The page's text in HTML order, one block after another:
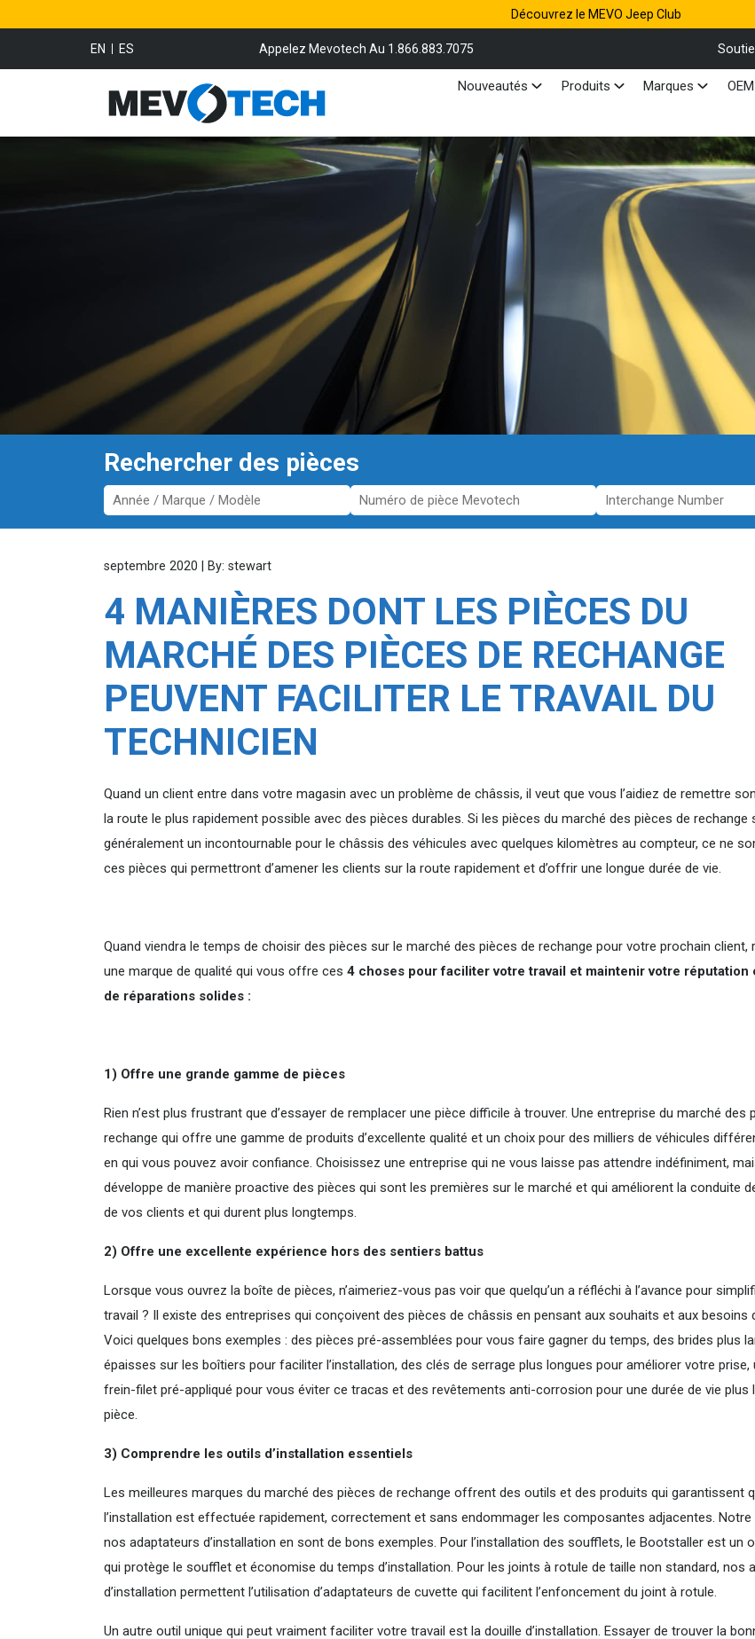
Découvrez le MEVO Jeep Club
EN ES Appelez Mevotech Au 1.866.883.7075
Nouveautés Produits Marques OEM
Rechercher des pièces
septembre 2020 | By: stewart
4 MANIÈRES DONT LES PIÈCES DU
MARCHÉ DES PIÈCES DE RECHANGE
PEUVENT FACILITER LE TRAVAIL DU
TECHNICIEN
Quand un client entre dans votre magasin avec un problème de châssis, il veut que vous l’aidiez de remettre
la route le plus rapidement possible avec des pièces durables. Si les pièces du marché des pièces de rechange
généralement un incontournable pour le châssis des véhicules avec quelques kilomètres au compteur, ce ne
ces pièces qui permettront d’amener les clients sur la route rapidement et d’offrir une longue durée de vie.
Quand viendra le temps de choisir des pièces sur le marché des pièces de rechange pour votre prochain client,
une marque de qualité qui vous offre ces 4 choses pour faciliter votre travail et maintenir votre réputation
de réparations solides :
1) Offre une grande gamme de pièces
Rien n’est plus frustrant que d’essayer de remplacer une pièce difficile à trouver. Une entreprise du marché des
rechange qui offre une gamme de produits d’excellente qualité et un choix pour des milliers de véhicules
en qui vous pouvez avoir confiance. Choisissez une entreprise qui ne vous laisse pas attendre indéfiniment,
développe de manière proactive des pièces qui sont les premières sur le marché et qui améliorent la conduite
de vos clients et qui durent plus longtemps.
2) Offre une excellente expérience hors des sentiers battus
Lorsque vous ouvrez la boîte de pièces, n’aimeriez-vous pas voir que quelqu’un a réfléchi à l’avance pour
travail ? Il existe des entreprises qui conçoivent des pièces de châssis en pensant aux souhaits et aux besoins
Voici quelques bons exemples : des pièces pré-assemblées pour vous faire gagner du temps, des brides plus
épaisses sur les boîtiers pour faciliter l’installation, des clés de serrage plus longues pour améliorer votre prise,
frein-filet pré-appliqué pour vous éviter ce tracas et des revêtements anti-corrosion pour une durée de vie plus
pièce.
3) Comprendre les outils d’installation essentiels
Les meilleures marques du marché des pièces de rechange offrent des outils et des produits qui garantissent
l’installation est effectuée rapidement, correctement et sans endommager les composantes adjacentes.
nos adaptateurs d’installation en sont de bons exemples. Pour l’installation des soufflets, le Bootstaller est un
qui protège le soufflet et économise du temps d’installation. Pour les joints à rotule de taille non standard, nos
d’installation permettent l’utilisation d’adaptateurs de cuvette qui facilitent l’enfoncement du joint à rotule.
Un autre outil unique qui peut vraiment faciliter votre travail est la douille d’installation. Essayer de trouver la